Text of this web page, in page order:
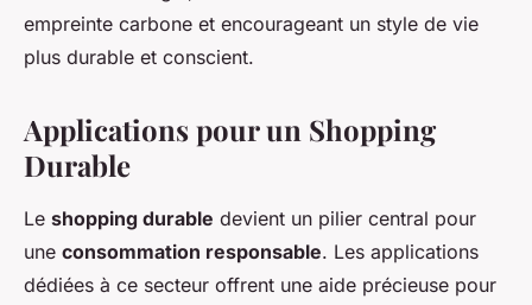
empreinte carbone et encourageant un style de vie
plus durable et conscient.
Applications pour un Shopping
Durable
Le shopping durable devient un pilier central pour
une consommation responsable. Les applications
dédiées à ce secteur offrent une aide précieuse pour